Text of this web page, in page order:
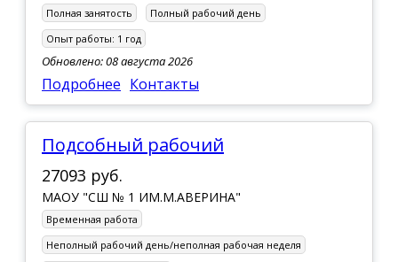
Полная занятость
Полный рабочий день
Опыт работы: 1 год
Обновлено: 08 августа 2026
Подробнее Контакты
Подсобный рабочий
27093 руб.
МАОУ "СШ № 1 ИМ.М.АВЕРИНА"
Временная работа
Неполный рабочий день/неполная рабочая неделя